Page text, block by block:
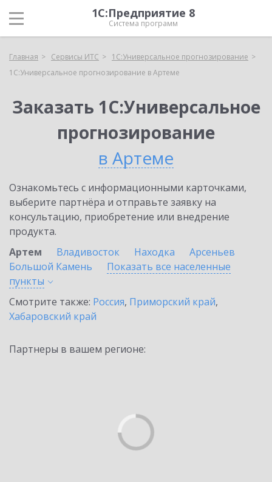
1С:Предприятие 8
Система программ
Главная Сервисы ИТС
1С:Универсальное прогнозирование
1С:Универсальное прогнозирование в Артеме
Заказать 1С:Универсальное
прогнозирование
в Артеме
Ознакомьтесь с информационными карточками,
выберите партнёра и отправьте заявку на
консультацию, приобретение или внедрение
продукта.
Артем
Владивосток Находка
Арсеньев
Большой Камень
Показать все населенные
пункты
Смотрите также: Россия, Приморский край,
Хабаровский край
Партнеры в вашем регионе: